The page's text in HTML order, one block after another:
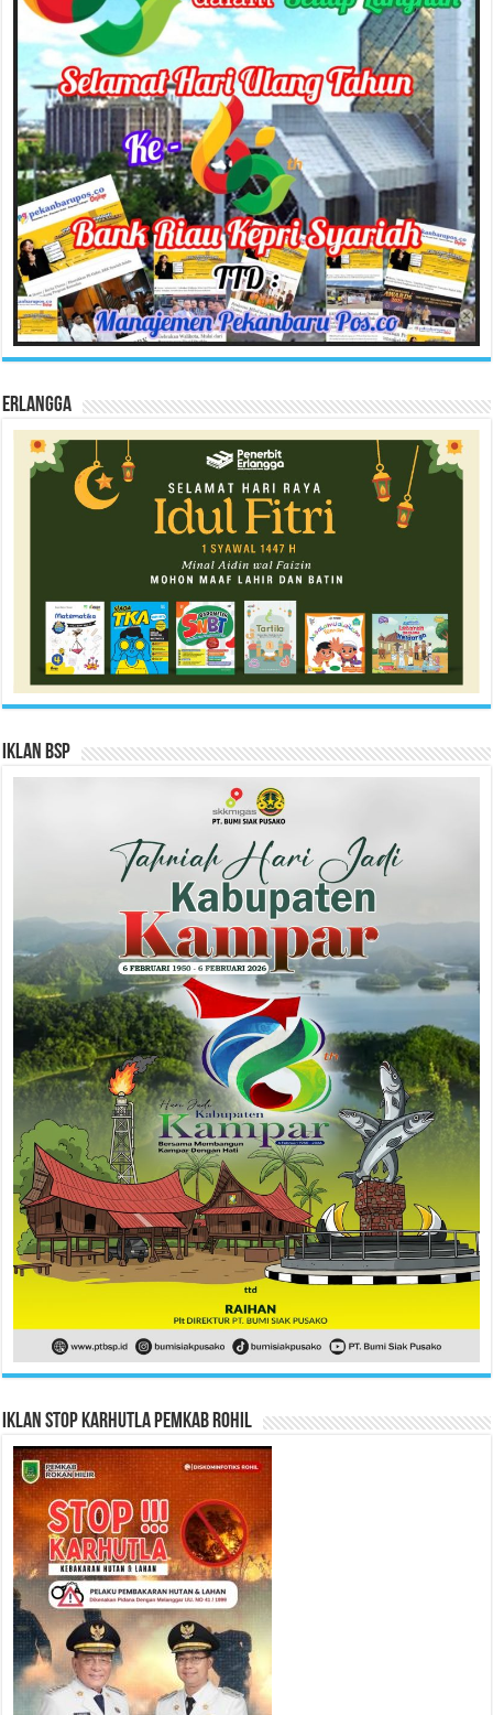
Erlangga
Iklan BSP
Iklan Stop Karhutla Pemkab Rohil